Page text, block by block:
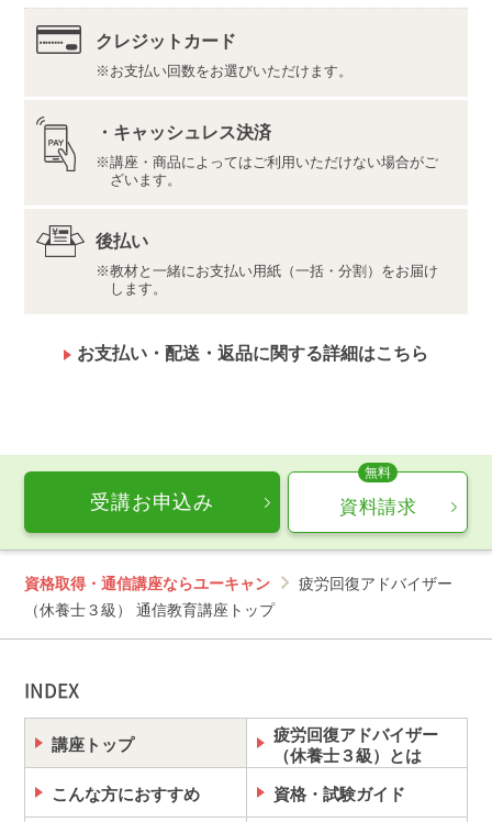
内容・仕様は変更になる場合があります。
認定証は希望者のみ、有料で発行いたします。
端末・回線は、教材のセットには含まれません。ご自
動画やWebテスト、添削などデジタルサポートでご提
供するサービスのご利用期限は６ヵ月です。
【お申込みの前にお読みください】
本リカバリー協会（以下同協会）により認定されます。
従って、当講座を受講し、資格試験に合格された際は、
お客様のご住所・お名前などの情報が同協会に提供され
ます。あらかじめご了承のうえ、お申込みください。
最新の内容をこちらよりご確認ください。
インターネット接続料金等はお客様のご負担となりま
す。通信量の上限のない、または上限に余裕のある回
線でのご利用をお勧めします。
クレジットカード
お支払い回数をお選びいただけます。
・キャッシュレス決済
講座・商品によってはご利用いただけない場合がご
ざいます。
後払い
教材と一緒にお支払い用紙（一括・分割）をお届け
します。
お支払い・配送・返品に関する詳細はこちら
受講お申込み 資料請求
資格取得・通信講座ならユーキャン
疲労回復アドバイザー
（休養士３級） 通信教育講座トップ
INDEX
講座トップ
疲労回復アドバイザー
（休養士３級）とは
こんな方におすすめ 資格・試験ガイド